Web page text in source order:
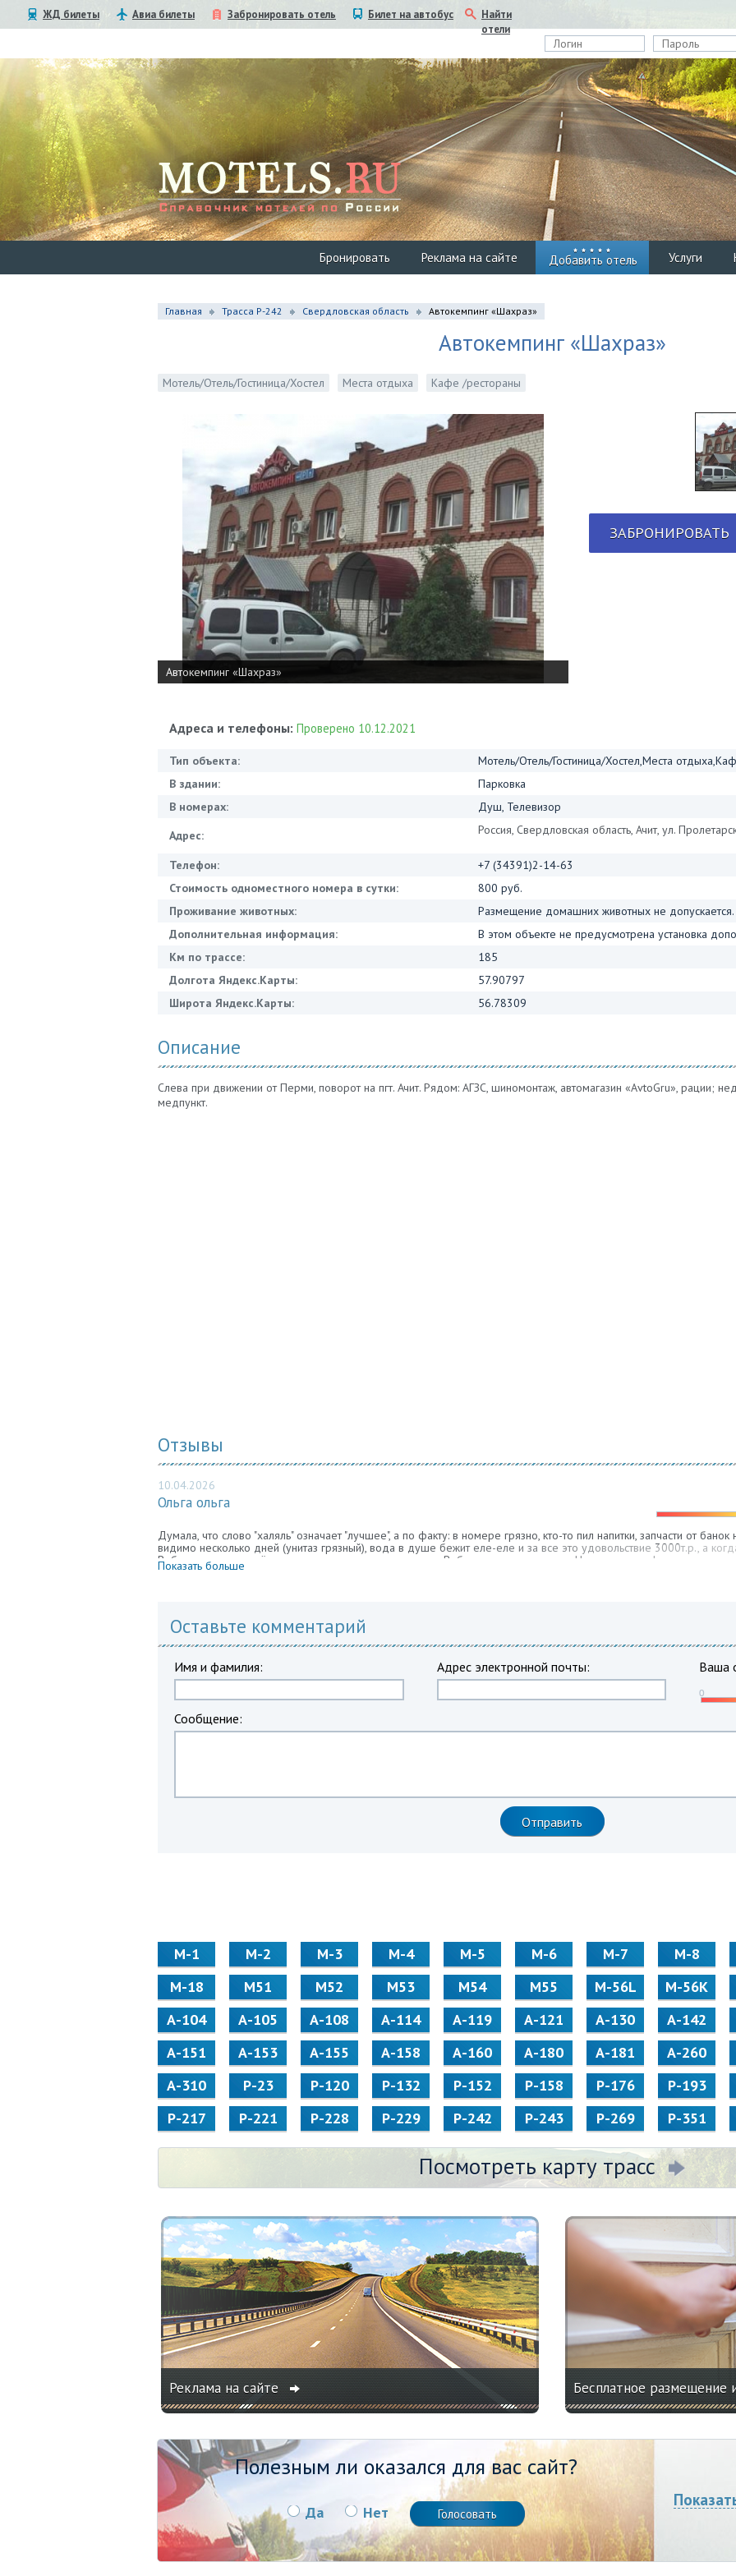
ЖД билеты Авиа билеты Забронировать отель Билет на автобус
Найти
отели
Бронировать Реклама на сайте Добавить отель Услуги
Главная Трасса Р-242 Свердловская область Автокемпинг «Шахраз»
Автокемпинг «Шахраз»
Мотель/Отель/Гостиница/Хостел Места отдыха Кафе /рестораны
Автокемпинг «Шахраз»
ЗАБРОНИРОВАТЬ
Адреса и телефоны: Проверено 10.12.2021
Тип объекта:
Мотель/Отель/Гостиница/Хостел,Места
В здании:
Парковка
В номерах:
Душ, Телевизор
Адрес:
Россия, Свердловская область, Ачит, ул.
Телефон:
+7 (34391)2-14-63
Стоимость одноместного номера в сутки:
800 руб.
Проживание животных:
Размещение домашних животных не допускается.
Дополнительная информация:
В этом объекте не предусмотрена установка
Км по трассе:
185
Долгота Яндекс.Карты:
57.90797
Широта Яндекс.Карты:
56.78309
Описание
Слева при движении от Перми, поворот на пгт. Ачит. Рядом: АГЗС, шиномонтаж, автомагазин «AvtoGru», рации;
медпункт.
Отзывы
10.04.2026
Ольга ольга
Думала, что слово "халяль" означает "лучшее", а по факту: в номере грязно, кто-то пил напитки, запчасти от
видимо несколько дней (унитаз грязный), вода в душе бежит еле-еле и за все это удовольствие 3000т.р., а
Вобщем первая ночёвка и впечатления отрицательные. Вобщем не рекомендую. Не знаю как кафе,но гостиница
Видимо на это и расчёт, тем более платка рядом. Мы путешественники со стажем и знаю точно, что за эти
Показать больше
Оставьте комментарий
Имя и фамилия: Адрес электронной почты: Ваша
Сообщение:
М-1 М-2 М-3 М-4 М-5 М-6 М-7 М-8
М-18
М51 М52 М53 М54 М55 M-56L M-56K
А-104
А-105 А-108 А-114 А-119 А-121 А-130 А-142
А-151
А-153 А-155 А-158 А-160 А-180 А-181 А-260
А-310
Р-23 Р-120 Р-132 Р-152 Р-158 Р-176 Р-193
Р-217
Р-221 Р-228 Р-229 Р-242 Р-243 Р-269 Р-351
Посмотреть карту трасс
Реклама на сайте Бесплатное
Полезным ли оказался для вас сайт?
Да Нет